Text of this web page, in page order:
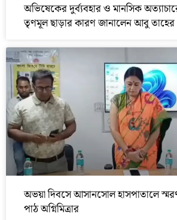
অভিষেকের দুর্ব্যবহার ও মানসিক
তৃণমূল ছাড়ার কারণ জানালেন আবু তাহের
অভয়া দিবসে আসানসোল হাসপাতালে
পাঠ অগ্নিমিত্রার